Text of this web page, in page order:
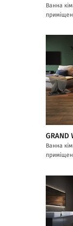
Ванна
GRAND
Ванна